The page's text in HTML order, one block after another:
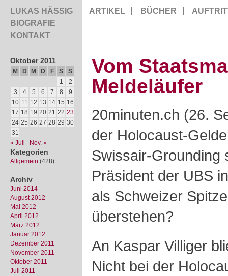
LUKAS HÄSSIG
BIOGRAFIE
KONTAKT
ARTIKEL BÜCHER
Oktober 2011
M D M D F S
S
1
2
3
4 5 6 7 8
9
10 11 12 13 14 15 16
17 18 19 20 21 22 23
24 25 26 27 28 29 30
31
« Juli
Nov. »
Kategorien
Allgemein (428)
Archiv
Juni 2014
August 2012
Mai 2012
April 2012
März 2012
Januar 2012
Dezember 2011
November 2011
Oktober 2011
Juli 2011
Vom
Meldeläufer
20minuten.ch (26.
der Holocaust-
Swissair-Grounding
Präsident der UBS
als Schweizer
überstehen?
An Kaspar Villiger
Nicht bei der